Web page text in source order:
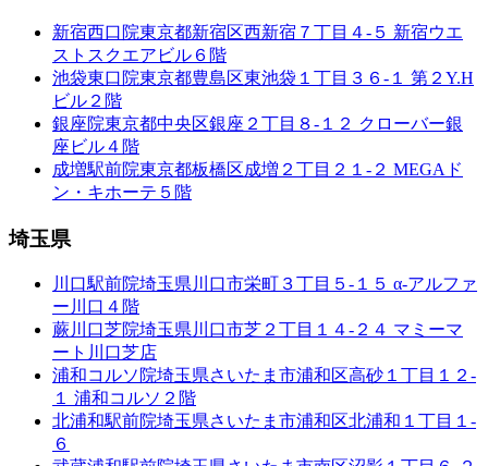
新宿西口院東京都新宿区西新宿７丁目４-５ 新宿ウエ
ストスクエアビル６階
池袋東口院東京都豊島区東池袋１丁目３６-１ 第２Y.H
ビル２階
銀座院東京都中央区銀座２丁目８-１２ クローバー銀
座ビル４階
成増駅前院東京都板橋区成増２丁目２１-２ MEGAド
ン・キホーテ５階
埼玉県
川口駅前院埼玉県川口市栄町３丁目５-１５ α-アルファ
ー川口４階
蕨川口芝院埼玉県川口市芝２丁目１４-２４ マミーマ
ート川口芝店
浦和コルソ院埼玉県さいたま市浦和区高砂１丁目１２-
１ 浦和コルソ２階
北浦和駅前院埼玉県さいたま市浦和区北浦和１丁目１-
６